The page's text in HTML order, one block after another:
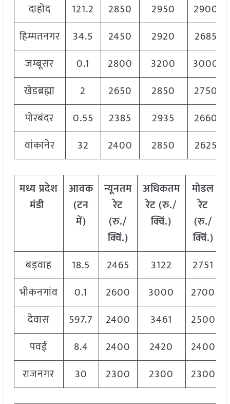
दाहोद
121.2 2850 2950
2900
हिम्मतनगर
34.5 2450 2920
2685
जम्बूसर
0.1 2800 3200
3000
खेडब्रह्मा
2 2650 2850
2750
पोरबंदर
0.55 2385 2935
2660
वांकानेर
32 2400 2850 2625
मध्यप्रदेश
मंडी
आवक
(टन
में)
न्यूनतम
रेट
(रु./
क्विं.)
अधिकतम
रेट (रु./
क्विं.)
मोडल
रेट
(रु./
क्विं.)
बड़वाह
18.5 2465 3122
2751
भीकनगांव
0.1 2600 3000
2700
देवास
597.7 2400 3461
2500
पवई
8.4 2400 2420
2400
राजनगर
30 2300 2300 2300